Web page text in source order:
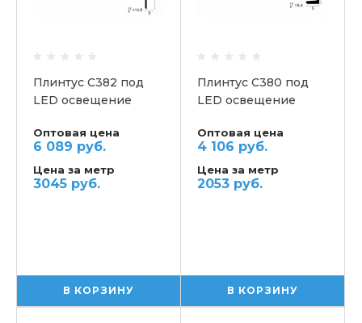
Плинтус C382 под
LED освещение
Оптовая цена
6 089 руб.
Цена за метр
3045 руб.
В КОРЗИНУ
Плинтус C380 под
LED освещение
Оптовая цена
4 106 руб.
Цена за метр
2053 руб.
В КОРЗИНУ